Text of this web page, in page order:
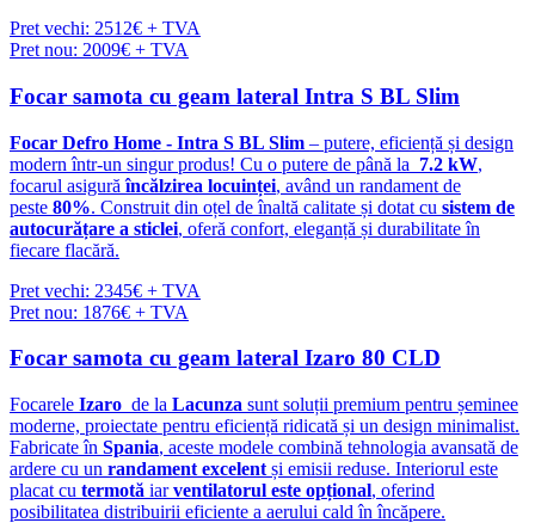
Pret vechi: 2512€ + TVA
Pret nou: 2009€ + TVA
Focar samota cu geam lateral Intra S BL Slim
Focar Defro Home - Intra S BL Slim – putere, eficiență și design
modern într-un singur produs! Cu o putere de până la 7.2 kW,
focarul asigurăîncălzirea locuinței, având un randament de
peste 80%. Construit din oțel de înaltă calitate și dotat cu sistem de
autocurățare a sticlei, oferă confort, eleganță și durabilitate în
fiecare flacără.
Pret vechi: 2345€ + TVA
Pret nou: 1876€ + TVA
Focar samota cu geam lateral Izaro 80 CLD
Focarele Izaro de la Lacunza sunt soluții premium pentru șeminee
moderne, proiectate pentru eficiență ridicată și un design minimalist.
Fabricate în Spania, aceste modele combină tehnologia avansată de
ardere cu un randament excelent și emisii reduse. Interiorul este
placat cu termotă iarventilatorul este opțional, oferind
posibilitatea distribuirii eficiente a aerului cald în încăpere.